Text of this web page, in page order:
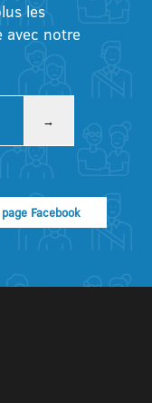
les
avec notre
Facebook